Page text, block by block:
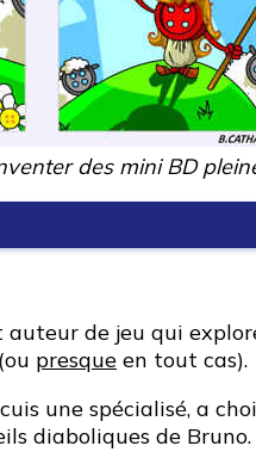
des mini BD
de jeu qui
presque en tout cas).
une spécialisé, a
diaboliques de